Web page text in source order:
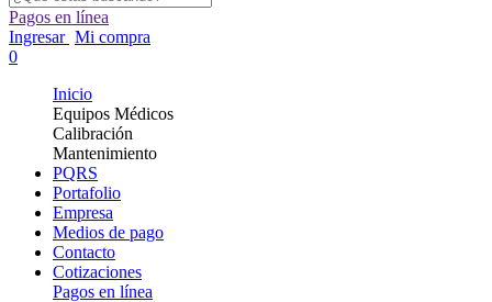
Pagos en línea
Ingresar Mi compra
0
Inicio
Equipos Médicos
Calibración
Mantenimiento
PQRS
Portafolio
Empresa
Medios de pago
Contacto
Cotizaciones
Pagos en línea